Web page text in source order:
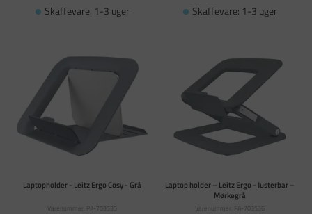
Skaffevare: 1-3 uger Skaffevare: 1-3 uger
Laptopholder - Leitz Ergo Cosy - Grå
Varenummer: PA-703535
Laptop holder – Leitz Ergo - Justerbar –
Mørkegrå
Varenummer: PA-703536